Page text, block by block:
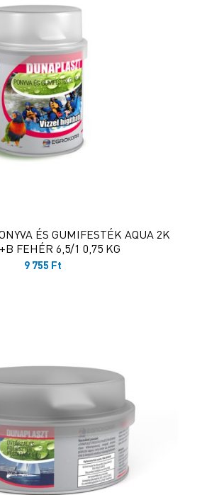
ÉS GUMIFESTÉK AQUA 2K
FEHÉR 6,5/1 0,75 KG
9 755 Ft